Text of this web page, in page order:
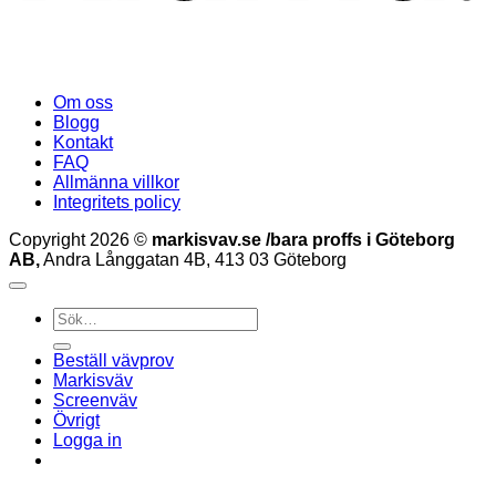
Om oss
Blogg
Kontakt
FAQ
Allmänna villkor
Integritets policy
Copyright 2026 © markisvav.se /bara proffs i Göteborg
AB,Andra Långgatan 4B, 413 03 Göteborg
Sök
efter:
Beställ vävprov
Markisväv
Screenväv
Övrigt
Logga in